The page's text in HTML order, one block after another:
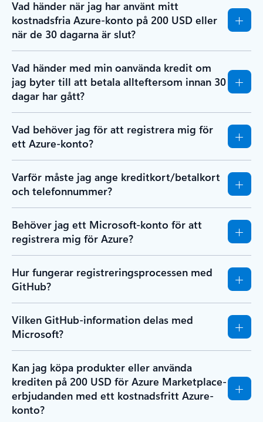
Vad händer när jag har använt mitt
kostnadsfria Azure-konto på 200 USD eller
när de 30 dagarna är slut?
Vad händer med min oanvända kredit om
jag byter till att betala allteftersom innan 30
dagar har gått?
Vad behöver jag för att registrera mig för
ett Azure-konto?
Varför måste jag ange kreditkort/betalkort
och telefonnummer?
Behöver jag ett Microsoft-konto för att
registrera mig för Azure?
Hur fungerar registreringsprocessen med
GitHub?
Vilken GitHub-information delas med
Microsoft?
Kan jag köpa produkter eller använda
krediten på 200 USD för Azure Marketplace-
erbjudanden med ett kostnadsfritt Azure-
konto?